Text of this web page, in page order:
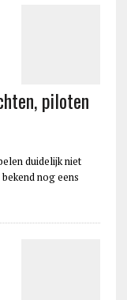
piloten
duidelijk niet
nog eens